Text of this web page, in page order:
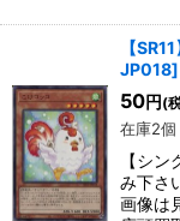
【
JP018]
50円 (
在庫2個
【シ
み下さ
画像は